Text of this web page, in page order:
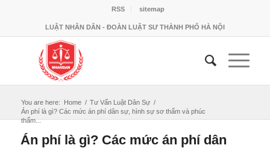
RSS sitemap
LUẬT NHÂN DÂN - ĐOÀN LUẬT SƯ THÀNH PHỐ HÀ NỘI
You are here: Home / Tư Vấn Luật Dân Sự /
Án phí là gì? Các mức án phí dân sự, hình sự sơ thẩm và phúc
thẩm...
Án phí là gì? Các mức án phí dân